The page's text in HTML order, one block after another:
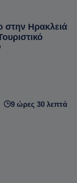
στην Ηρακλειά
9 ώρες 30 λεπτά